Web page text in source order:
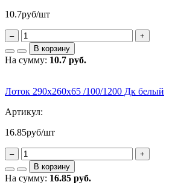
10.7руб/шт
–
+
В корзину
На сумму: 10.7 руб.
Лоток 290х260х65 /100/1200 Дк белый
Артикул:
16.85руб/шт
–
+
В корзину
На сумму: 16.85 руб.